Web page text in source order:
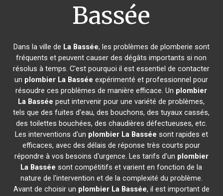
Bassée
Dans la ville de La Bassée, les problèmes de plomberie sont
fréquents et peuvent causer des dégâts importants si non
résolus à temps. C'est pourquoi il est essentiel de contacter
un plombier La Bassée expérimenté et professionnel pour
résoudre ces problèmes de manière efficace. Un plombier
La Bassée peut intervenir pour une variété de problèmes,
tels que des fuites d'eau, des bouchons, des tuyaux cassés,
des toilettes bouchées, des chaudières défectueuses, etc.
Les interventions d'un plombier La Bassée sont rapides et
efficaces, avec des délais de réponse très courts pour
répondre à vos besoins d'urgence. Les tarifs d'un plombier
La Bassée sont compétitifs et varient en fonction de la
nature de l'intervention et de la complexité du problème.
Avant de choisir un plombier La Bassée, il est important de